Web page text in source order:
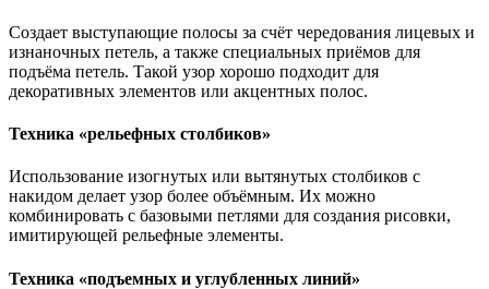
Создает выступающие полосы за счёт чередования лицевых и
изнаночных петель, а также специальных приёмов для
подъёма петель. Такой узор хорошо подходит для
декоративных элементов или акцентных полос.
Техника «рельефных столбиков»
Использование изогнутых или вытянутых столбиков с
накидом делает узор более объёмным. Их можно
комбинировать с базовыми петлями для создания рисовки,
имитирующей рельефные элементы.
Техника «подъемных и углубленных линий»